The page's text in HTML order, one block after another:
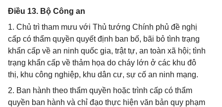
Điều 13. Bộ Công an
1. Chủ trì tham mưu với Thủ tướng Chính phủ đề nghị
cấp có thẩm quyền quyết định ban bố, bãi bỏ tình trạng
khẩn cấp về an ninh quốc gia, trật tự, an toàn xã hội; tình
trạng khẩn cấp về thảm họa do cháy lớn ở các khu đô
thị, khu công nghiệp, khu dân cư, sự cố an ninh mạng.
2. Ban hành theo thẩm quyền hoặc trình cấp có thẩm
quyền ban hành và chỉ đạo thực hiện văn bản quy phạm